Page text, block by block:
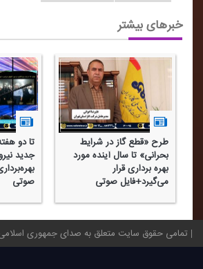
خبرهای بیشتر
طرح «قطع گاز در شرایط
بحرانی» تا سال آینده مورد
بهره برداری قرار
می‌گیرد+فایل صوتی
تا دو
جدید
صوتی
تمامی حقوق سایت متعلق به صدای جمهوری